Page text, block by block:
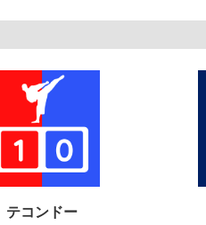
テコンドー